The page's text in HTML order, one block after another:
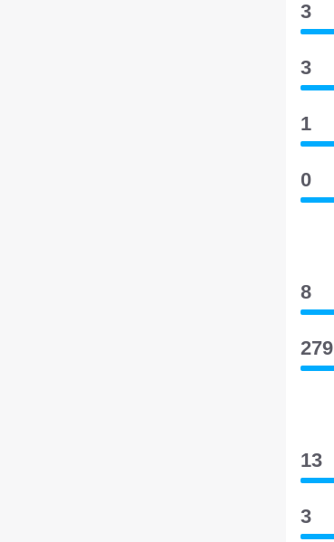
3
3
1
0
8
279
13
3